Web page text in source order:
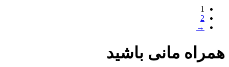
1
2
→
همراه مانی باشید